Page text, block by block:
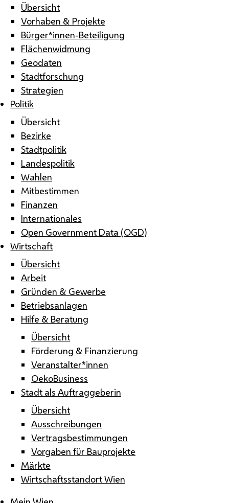
Übersicht
Vorhaben & Projekte
Bürger*innen-Beteiligung
Flächenwidmung
Geodaten
Stadtforschung
Strategien
Politik
Übersicht
Bezirke
Stadtpolitik
Landespolitik
Wahlen
Mitbestimmen
Finanzen
Internationales
Open Government Data (OGD)
Wirtschaft
Übersicht
Arbeit
Gründen & Gewerbe
Betriebsanlagen
Hilfe & Beratung
Übersicht
Förderung & Finanzierung
Veranstalter*innen
OekoBusiness
Stadt als Auftraggeberin
Übersicht
Ausschreibungen
Vertragsbestimmungen
Vorgaben für Bauprojekte
Märkte
Wirtschaftsstandort Wien